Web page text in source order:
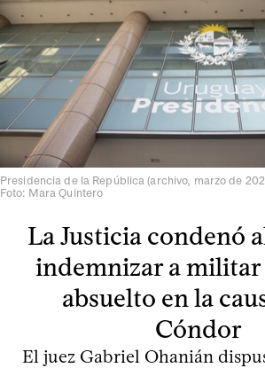
Presidencia de la República (archivo, marzo de
Foto: Mara Quintero
La Justicia condenó
indemnizar a
absuelto en la
Cóndor
El juez Gabriel Ohanián